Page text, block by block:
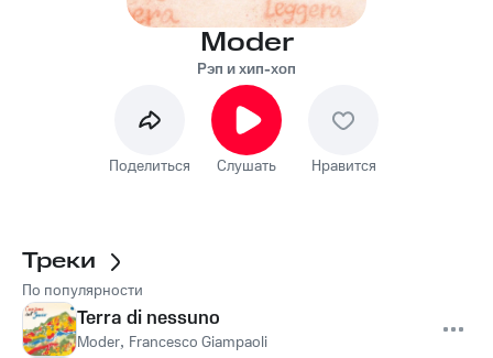
Moder
Рэп и хип-хоп
Поделиться Слушать Нравится
Треки
По популярности
Terra di nessuno
Moder, Francesco Giampaoli